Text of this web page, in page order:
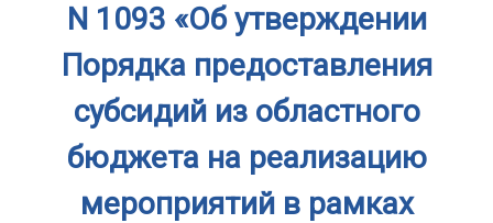
N 1093 «Об утверждении
Порядка предоставления
субсидий из областного
бюджета на реализацию
мероприятий в рамках